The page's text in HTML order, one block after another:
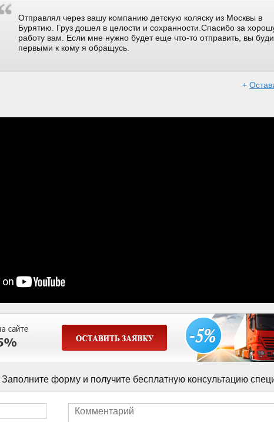
Отправлял через вашу компанию детскую коляску из Москвы в
Бурятию. Груз дошел в целости и сохранности.Спасибо за
работу вам. Если мне нужно будет еще что-то отправить, вы
первыми к кому я обращусь.
+
Заполните форму и получите бесплатную консультацию